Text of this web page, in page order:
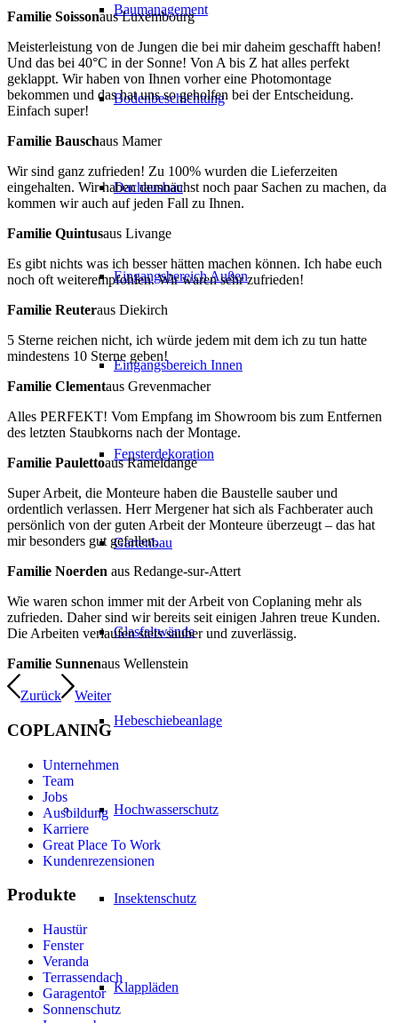
Baumanagement
Bodenbeschichtung
Dachausbau
Eingangsbereich Außen
Eingangsbereich Innen
Fensterdekoration
Gartenbau
Glasfaltwände
Hebeschiebeanlage
Hochwasserschutz
Insektenschutz
Klappläden
Familie Soissonaus Luxembourg
Meisterleistung von de Jungen die bei mir daheim geschafft haben!
Und das bei 40°C in der Sonne! Von A bis Z hat alles perfekt
geklappt. Wir haben von Ihnen vorher eine Photomontage
bekommen und das hat uns so geholfen bei der Entscheidung.
Einfach super!
Familie Bauschaus Mamer
Wir sind ganz zufrieden! Zu 100% wurden die Lieferzeiten
eingehalten. Wir haben demnächst noch paar Sachen zu machen, da
kommen wir auch auf jeden Fall zu Ihnen.
Familie Quintusaus Livange
Es gibt nichts was ich besser hätten machen können. Ich habe euch
noch oft weiterempfohlen. Wir waren sehr zufrieden!
Familie Reuteraus Diekirch
5 Sterne reichen nicht, ich würde jedem mit dem ich zu tun hatte
mindestens 10 Sterne geben!
Familie Clementaus Grevenmacher
Alles PERFEKT! Vom Empfang im Showroom bis zum Entfernen
des letzten Staubkorns nach der Montage.
Familie Paulettoaus Rameldange
Super Arbeit, die Monteure haben die Baustelle sauber und
ordentlich verlassen. Herr Mergener hat sich als Fachberater auch
persönlich von der guten Arbeit der Monteure überzeugt – das hat
mir besonders gut gefallen.
Familie Noerden aus Redange-sur-Attert
Wie waren schon immer mit der Arbeit von Coplaning mehr als
zufrieden. Daher sind wir bereits seit einigen Jahren treue Kunden.
Die Arbeiten verlaufen stets sauber und zuverlässig.
Familie Sunnenaus Wellenstein
Zurück Weiter
COPLANING
Unternehmen
Team
Jobs
Ausbildung
Karriere
Great Place To Work
Kundenrezensionen
Produkte
Haustür
Fenster
Veranda
Terrassendach
Garagentor
Sonnenschutz